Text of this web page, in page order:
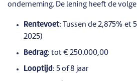
onderneming. De lening heeft de
Rentevoet: Tussen de 2,875% et
2025)
Bedrag: tot € 250.000,00
Looptijd: 5 of 8 jaar